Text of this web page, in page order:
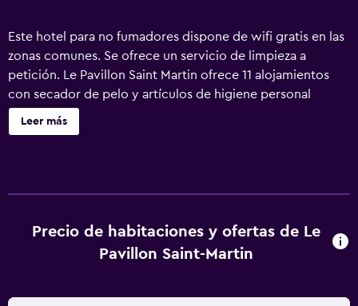
Este hotel para no fumadores dispone de wifi gratis en las
zonas comunes. Se ofrece un servicio de limpieza a
petición. Le Pavillon Saint Martin ofrece 11 alojamientos
con secador de pelo y artículos de higiene personal
gratuitos. Se ofrece televisión por cable. Los huéspedes
pueden navegar por la web gracias a nuestro acceso a
abajo en las instalaciones o cerca del alojamiento (es
posible que se aplique un recargo).
Leer más
Precio de habitaciones y ofertas de Le
Pavillon Saint-Martin